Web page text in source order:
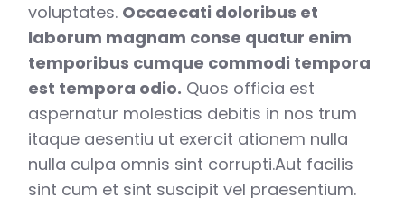
voluptates. Occaecati doloribus et
laborum magnam conse quatur enim
temporibus cumque commodi tempora
est tempora odio. Quos officia est
aspernatur molestias debitis in nos trum
itaque aesentiu ut exercit ationem nulla
nulla culpa omnis sint corrupti.Aut facilis
sint cum et sint suscipit vel praesentium.